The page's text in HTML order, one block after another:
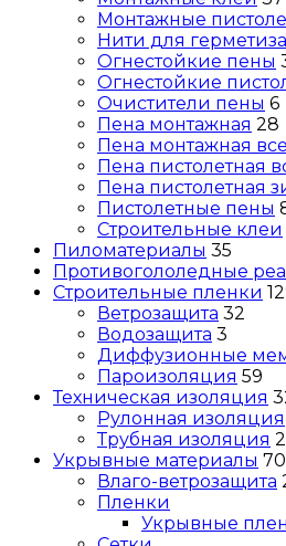
Монтажные
Нити для
Огнестойкие пены
Огнестойкие
Очистители пены 6
Пена монтажная 28
Пена монтажная
Пена пистолетная
Пена пистолетная
Пистолетные пены
Строительные клеи
Пиломатериалы 35
Противогололедные
Строительные пленки
Ветрозащита 32
Водозащита 3
Диффузионные
Пароизоляция 59
Техническая изоляция
Рулонная изоляция
Трубная изоляция
Укрывные материалы
Влаго-ветрозащита
Пленки
Укрывные